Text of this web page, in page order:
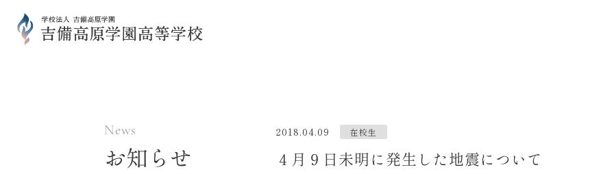
News
お知らせ
2018.04.09 在校生
４月９日未明に発生した地震について